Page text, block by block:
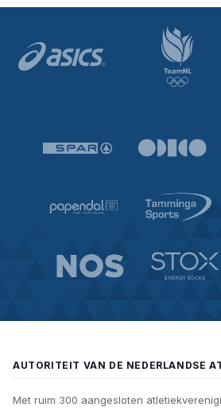
AUTORITEIT VAN DE NEDERLANDSE
Met ruim 300 aangesloten